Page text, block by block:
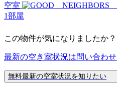
空室
1部屋
この物件が気になりましたか？
最新の空き室状況は問い合わせ
無料最新の空室状況を知りたい